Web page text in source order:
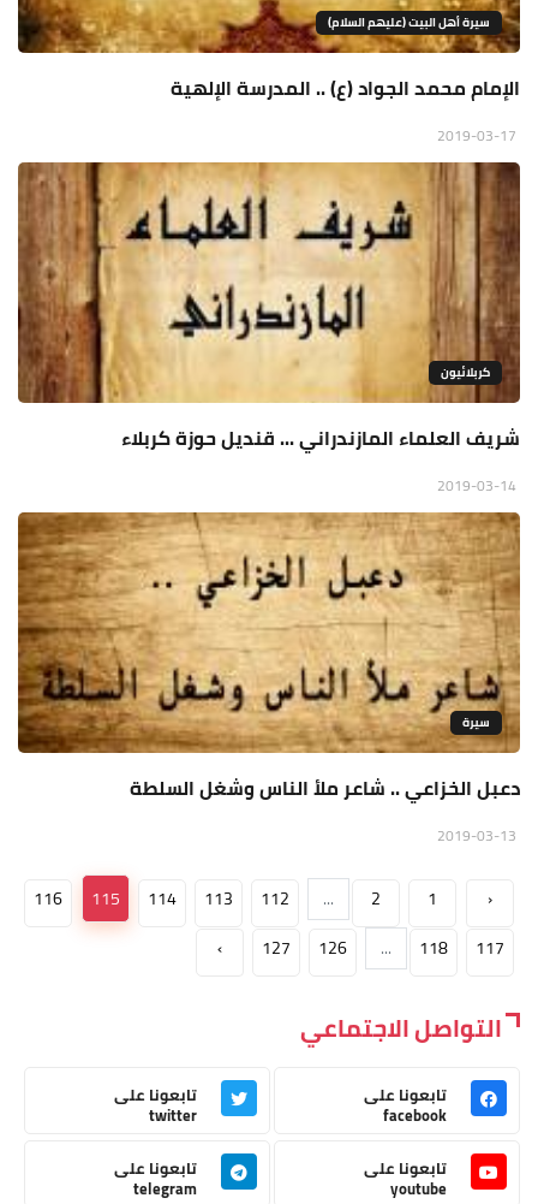
سيرة أهل البيت (عليهم السلام)
الإمام محمد الجواد (ع) .. المدرسة الإلهية
كربلائيون
شريف العلماء المازندراني ... قنديل حوزة كربلاء
سيرة
دعبل الخزاعي .. شاعر ملأ الناس وشغل السلطة
‹
1
2
...
112
113
114
115
116
117
118
...
126
127
›
التواصل الاجتماعي
تابعونا على
facebook
تابعونا على
twitter
تابعونا على
youtube
تابعونا على
telegram